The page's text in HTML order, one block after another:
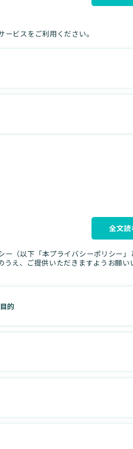
ビスをご利用ください。
全文読
（以下「本プライバシーポリシー」
え、ご提供いただきますようお願い
的